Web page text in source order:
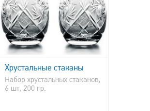
Хрустальные стаканы
Набор хрустальных стаканов,
6 шт, 200 гр.